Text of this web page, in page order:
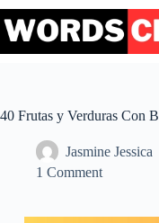
Skip
to
content
40 Frutas y Verduras Con B
Jasmine Jessica
1 Comment